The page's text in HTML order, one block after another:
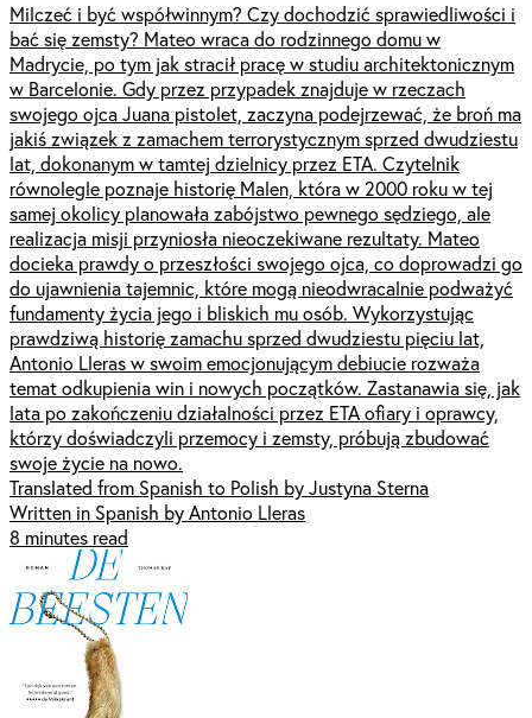
Milczeć i być współwinnym? Czy dochodzić sprawiedliwości i
bać się zemsty? Mateo wraca do rodzinnego domu w
Madrycie, po tym jak stracił pracę w studiu architektonicznym
w Barcelonie. Gdy przez przypadek znajduje w rzeczach
swojego ojca Juana pistolet, zaczyna podejrzewać, że broń ma
jakiś związek z zamachem terrorystycznym sprzed dwudziestu
lat, dokonanym w tamtej dzielnicy przez ETA. Czytelnik
równolegle poznaje historię Malen, która w 2000 roku w tej
samej okolicy planowała zabójstwo pewnego sędziego, ale
realizacja misji przyniosła nieoczekiwane rezultaty. Mateo
docieka prawdy o przeszłości swojego ojca, co doprowadzi go
do ujawnienia tajemnic, które mogą nieodwracalnie podważyć
fundamenty życia jego i bliskich mu osób. Wykorzystując
prawdziwą historię zamachu sprzed dwudziestu pięciu lat,
Antonio Lleras w swoim emocjonującym debiucie rozważa
temat odkupienia win i nowych początków. Zastanawia się, jak
lata po zakończeniu działalności przez ETA ofiary i oprawcy,
którzy doświadczyli przemocy i zemsty, próbują zbudować
swoje życie na nowo.
Translated from Spanish to Polish by Justyna Sterna
Written in Spanish by Antonio Lleras
8 minutes read